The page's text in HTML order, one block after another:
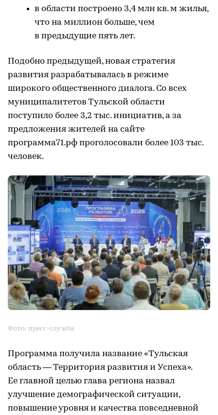
в области построено 3,4 млн кв. м жилья,
что на миллион больше, чем
в предыдущие пять лет.
Подобно предыдущей, новая стратегия
развития разрабатывалась в режиме
широкого общественного диалога. Со всех
муниципалитетов Тульской области
поступило более 3,2 тыс. инициатив, а за
предложения жителей на сайте
программа71.рф проголосовали более 103 тыс.
человек.
Фото: пресс-служба
Программа получила название «Тульская
область — Территория развития и Успеха».
Ее главной целью глава региона назвал
улучшение демографической ситуации,
повышение уровня и качества повседневной